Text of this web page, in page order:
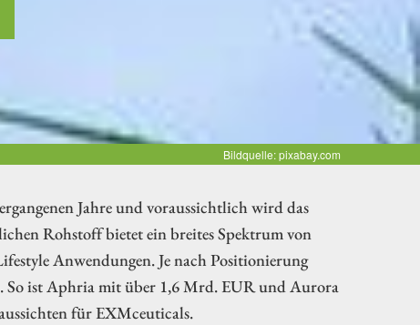
Bildquelle: pixabay.com
Jahre und voraussichtlich wird das
Rohstoff bietet ein breites Spektrum von
Anwendungen. Je nach Positionierung
So ist Aphria mit über 1,6 Mrd. EUR und Aurora
für EXMceuticals.